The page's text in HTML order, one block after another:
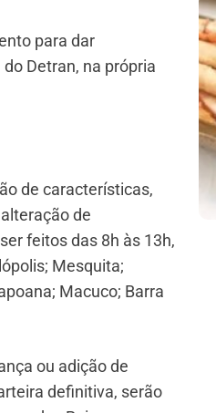
para dar
Detran, na própria
de características,
de
feitos das 8h às 13h,
Mesquita;
Macuco; Barra
ou adição de
definitiva, serão